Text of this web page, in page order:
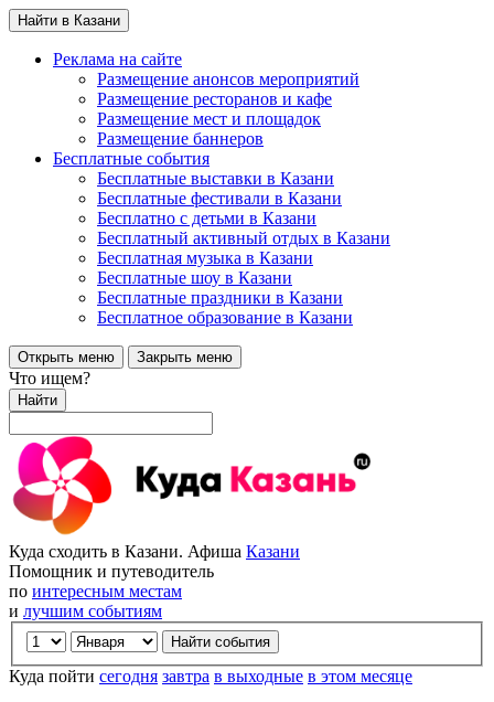
Найти в Казани
Реклама на сайте
Размещение анонсов мероприятий
Размещение ресторанов и кафе
Размещение мест и площадок
Размещение баннеров
Бесплатные события
Бесплатные выставки в Казани
Бесплатные фестивали в Казани
Бесплатно с детьми в Казани
Бесплатный активный отдых в Казани
Бесплатная музыка в Казани
Бесплатные шоу в Казани
Бесплатные праздники в Казани
Бесплатное образование в Казани
Открыть меню Закрыть меню
Что ищем?
Найти
Куда сходить в Казани. Афиша Казани
Помощник и путеводитель
по интересным местам
и лучшим событиям
Куда пойти сегодня завтра в выходные в этом месяце